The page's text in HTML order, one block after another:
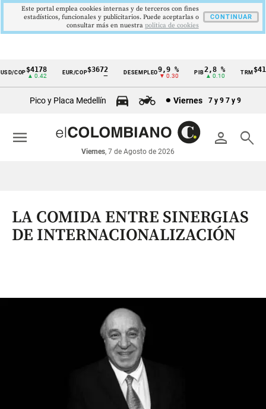
Cintillo
económicos
Colombia
COP$4178
▲ 0.42
EUR/COP$3672 DESEMPLEO 9,9 %
▼ 0.30
PIB2,8 %
▲ 0.10
TRM
Pico y Placa Medellín Viernes 7 y 9 7 y 9
person search
Viernes, 7 de Agosto de 2026
menu
LA COMIDA ENTRE SINERGIAS
DE INTERNACIONALIZACIÓN
Este portal emplea cookies internas y de terceros con fines
estadísticos, funcionales y publicitarios. Puede aceptarlas o
consultar más en nuestra politica de cookies
CONTINUAR